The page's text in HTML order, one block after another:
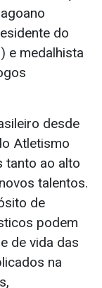
do
e medalhista
desde
Atletismo
tanto ao alto
talentos.
de
podem
de vida das
na